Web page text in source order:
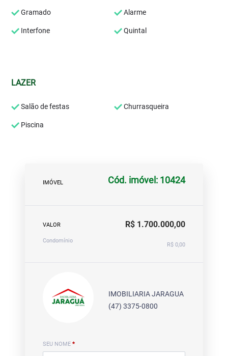
Gramado Alarme
Interfone Quintal
LAZER
Salão de festas Churrasqueira
Piscina
IMÓVEL Cód. imóvel: 10424
VALOR R$ 1.700.000,00
Condomínio
R$ 0,00
IMOBILIARIA JARAGUA
(47) 3375-0800
SEU NOME *